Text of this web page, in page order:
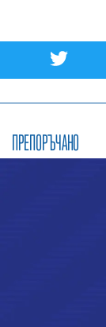
ПРЕПОРЪЧАНО